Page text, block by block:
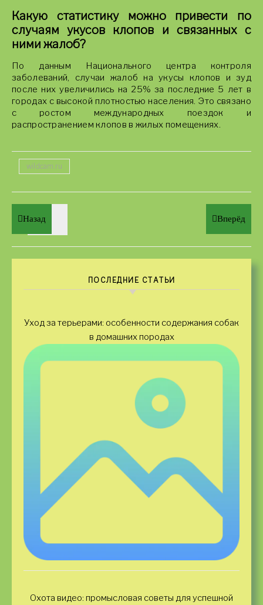
Какую статистику можно привести по
случаям укусов клопов и связанных с
ними жалоб?
По данным Национального центра контроля
заболеваний, случаи жалоб на укусы клопов и зуд
после них увеличились на 25% за последние 5 лет в
городах с высокой плотностью населения. Это связано
с ростом международных поездок и
распространением клопов в жилых помещениях.
wildcam.ru
Назад Вперёд
ПОСЛЕДНИЕ СТАТЬИ
Уход за терьерами: особенности содержания собак
в домашних породах
Охота видео: промысловая советы для успешной